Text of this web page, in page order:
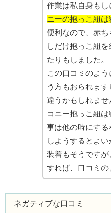
作業は私自身も
ニーの抱っこ紐は
便利なので、赤
しだけ抱っこ紐
たりもしました。
この口コミのよ
う方もおられま
違うかもしれませ
コニー抱っこ紐
事は他の時にす
しようするとよい
装着もそうです
すれば、口コミの
ネガティブな口コミ